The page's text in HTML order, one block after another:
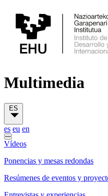
Multimedia
ES
es eu en
Vídeos
Ponencias y mesas redondas
Resúmenes de eventos y